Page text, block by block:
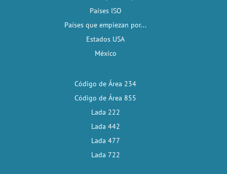
Países ISO
Países que empiezan por...
Estados USA
México
Código de Área 234
Código de Área 855
Lada 222
Lada 442
Lada 477
Lada 722